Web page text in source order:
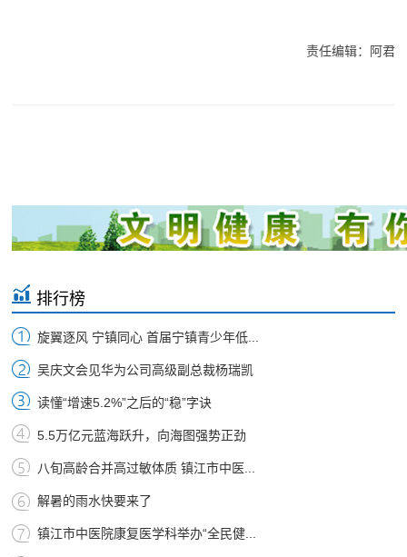
责任编辑：阿君
排行榜
旋翼逐风 宁镇同心 首届宁镇青少年低...
吴庆文会见华为公司高级副总裁杨瑞凯
读懂“增速5.2%”之后的“稳”字诀
5.5万亿元蓝海跃升，向海图强势正劲
八旬高龄合并高过敏体质 镇江市中医...
解暑的雨水快要来了
镇江市中医院康复医学科举办“全民健...